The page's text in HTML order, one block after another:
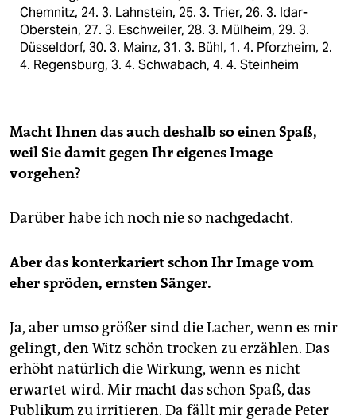
Chemnitz, 24. 3. Lahnstein, 25. 3. Trier, 26. 3. Idar-
Oberstein, 27. 3. Eschweiler, 28. 3. Mülheim, 29. 3.
Düsseldorf, 30. 3. Mainz, 31. 3. Bühl, 1. 4. Pforzheim, 2.
4. Regensburg, 3. 4. Schwabach, 4. 4. Steinheim
Macht Ihnen das auch deshalb so einen Spaß,
weil Sie damit gegen Ihr eigenes Image
vorgehen?
Darüber habe ich noch nie so nachgedacht.
Aber das konterkariert schon Ihr Image vom
eher spröden, ernsten Sänger.
Ja, aber umso größer sind die Lacher, wenn es mir
gelingt, den Witz schön trocken zu erzählen. Das
erhöht natürlich die Wirkung, wenn es nicht
erwartet wird. Mir macht das schon Spaß, das
Publikum zu irritieren. Da fällt mir gerade Peter